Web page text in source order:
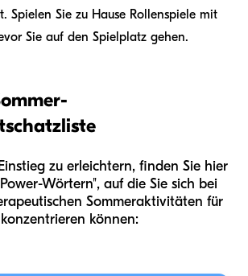
Spielen Sie zu Hause Rollenspiele mit
Sie auf den Spielplatz gehen.
zu erleichtern, finden Sie hier
Wörtern", auf die Sie sich bei
Sommeraktivitäten für
können: